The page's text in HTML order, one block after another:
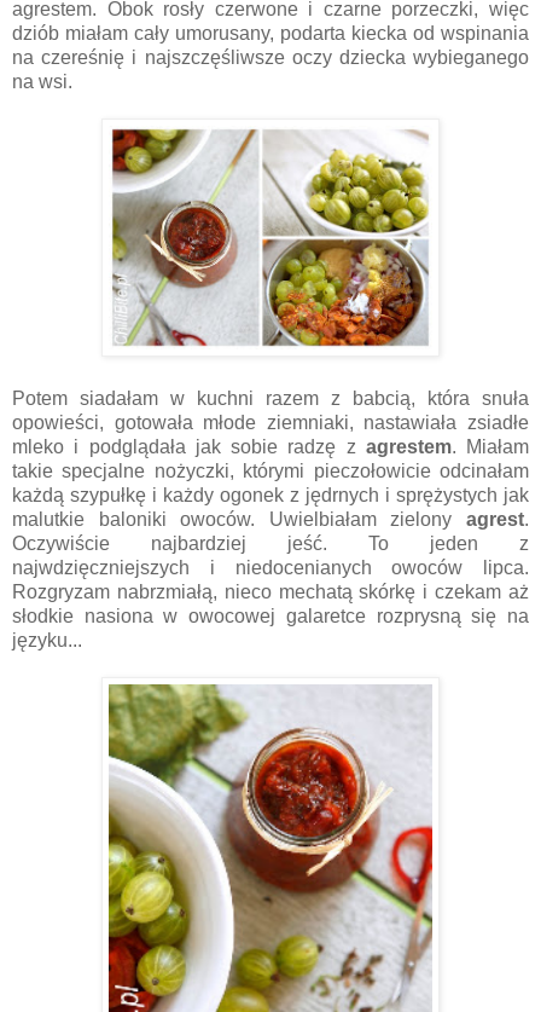
agrestem. Obok rosły czerwone i czarne porzeczki, więc
dziób miałam cały umorusany, podarta kiecka od wspinania
na czereśnię i najszczęśliwsze oczy dziecka wybieganego
na wsi.
Potem siadałam w kuchni razem z babcią, która snuła
opowieści, gotowała młode ziemniaki, nastawiała zsiadłe
mleko i podglądała jak sobie radzę z agrestem. Miałam
takie specjalne nożyczki, którymi pieczołowicie odcinałam
każdą szypułkę i każdy ogonek z jędrnych i sprężystych jak
malutkie baloniki owoców. Uwielbiałam zielony agrest.
Oczywiście najbardziej jeść. To jeden z
najwdzięczniejszych i niedocenianych owoców lipca.
Rozgryzam nabrzmiałą, nieco mechatą skórkę i czekam aż
słodkie nasiona w owocowej galaretce rozprysną się na
języku...